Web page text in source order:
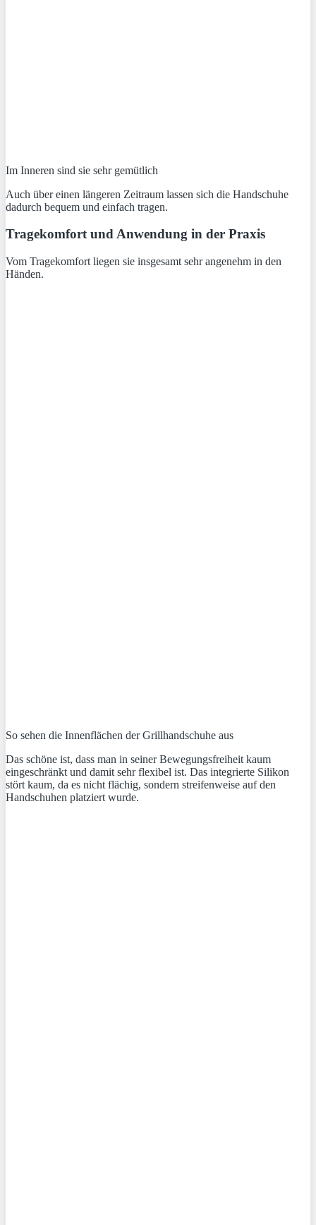
Im Inneren sind sie sehr gemütlich
Auch über einen längeren Zeitraum lassen sich die Handschuhe
dadurch bequem und einfach tragen.
Tragekomfort und Anwendung in der Praxis
Vom Tragekomfort liegen sie insgesamt sehr angenehm in den
Händen.
So sehen die Innenflächen der Grillhandschuhe aus
Das schöne ist, dass man in seiner Bewegungsfreiheit kaum
eingeschränkt und damit sehr flexibel ist. Das integrierte Silikon
stört kaum, da es nicht flächig, sondern streifenweise auf den
Handschuhen platziert wurde.